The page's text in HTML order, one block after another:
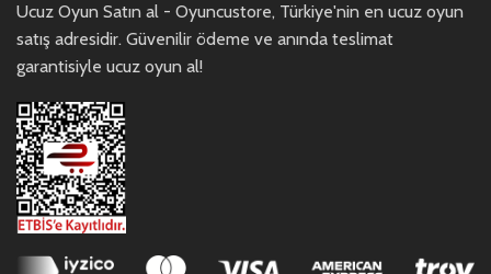
Ucuz Oyun Satın al - Oyuncustore, Türkiye'nin en ucuz oyun
satış adresidir. Güvenilir ödeme ve anında teslimat
garantisiyle ucuz oyun al!